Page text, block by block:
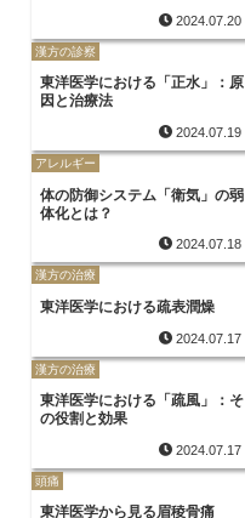
2024.07.20
漢方の診察
東洋医学における「正水」：原
因と治療法
2024.07.19
アレルギー
体の防御システム「衛気」の弱
体化とは？
2024.07.18
漢方の治療
東洋医学における疏表潤燥
2024.07.17
漢方の治療
東洋医学における「疏風」：そ
の役割と効果
2024.07.17
頭痛
東洋医学から見る眉稜骨痛